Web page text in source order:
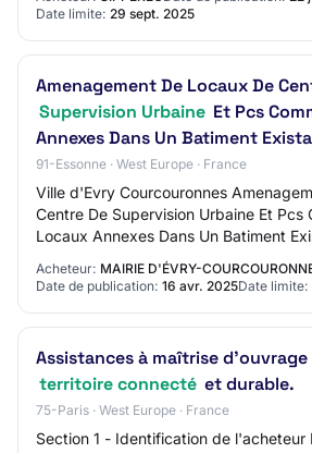
Date limite: 29 sept. 2025
Amenagement De Locaux De
Supervision Urbaine Et Pcs
Annexes Dans Un Batiment
91-Essonne · West Europe · France
Ville d'Evry Courcouronnes
Centre De Supervision Urbaine Et Pcs
Locaux Annexes Dans Un Batiment
1215 91 - COURCOURONNES
Acheteur: MAIRIE D'ÉVRY-
Date de publication: 16 avr. 2025Date limite:
Assistances à maîtrise
territoire connecté et durable.
75-Paris · West Europe · France
Section 1 - Identification de l'acheteur